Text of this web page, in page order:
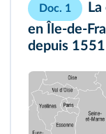
Doc. 1
en Île-de-
depuis 1551